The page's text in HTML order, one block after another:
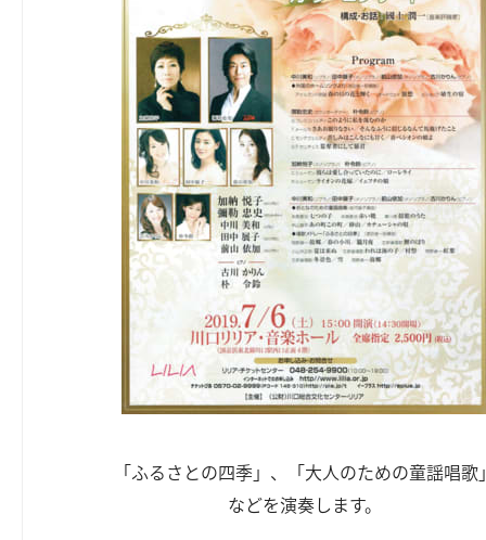
「ふるさとの四季」、「大人のための童謡唱歌
などを演奏します。